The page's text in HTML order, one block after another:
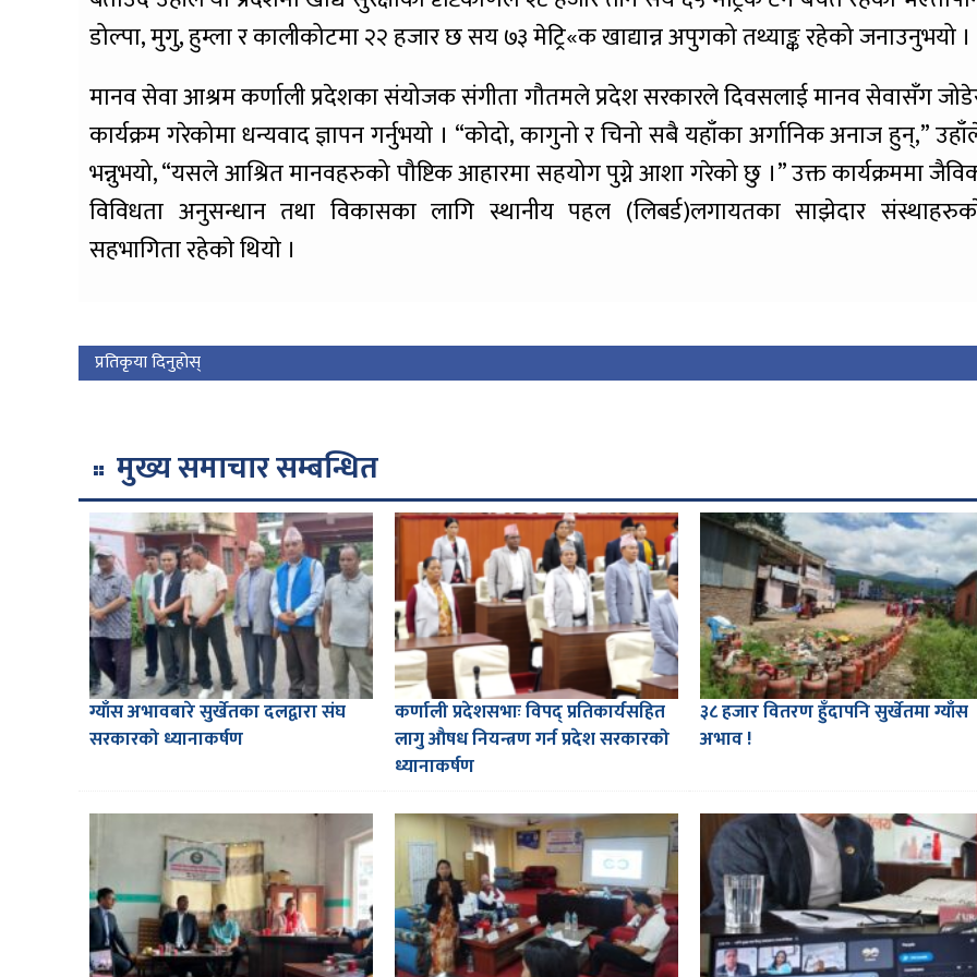
डोल्पा, मुगु, हुम्ला र कालीकोटमा २२ हजार छ सय ७३ मेट्रि«क खाद्यान्न अपुगको तथ्याङ्क रहेको जनाउनुभयो ।
मानव सेवा आश्रम कर्णाली प्रदेशका संयोजक संगीता गौतमले प्रदेश सरकारले दिवसलाई मानव सेवासँग
कार्यक्रम गरेकोमा धन्यवाद ज्ञापन गर्नुभयो । “कोदो, कागुनो र चिनो सबै यहाँका अर्गानिक अनाज हुन्,”
भन्नुभयो, “यसले आश्रित मानवहरुको पौष्टिक आहारमा सहयोग पुग्ने आशा गरेको छु ।” उक्त कार्यक्रममा
विविधता अनुसन्धान तथा विकासका लागि स्थानीय पहल (लिबर्ड)लगायतका साझेदार
सहभागिता रहेकाे थियाे ।
प्रतिकृया दिनुहोस्
मुख्य समाचार सम्बन्धित
ग्याँस अभावबारे सुर्खेतका दलद्वारा संघ
सरकारको ध्यानाकर्षण
कर्णाली प्रदेशसभाः विपद् प्रतिकार्यसहित
लागु औषध नियन्त्रण गर्न प्रदेश सरकारको
ध्यानाकर्षण
३८ हजार वितरण हुँदापनि सुर्खेतमा ग्याँस
अभाव !